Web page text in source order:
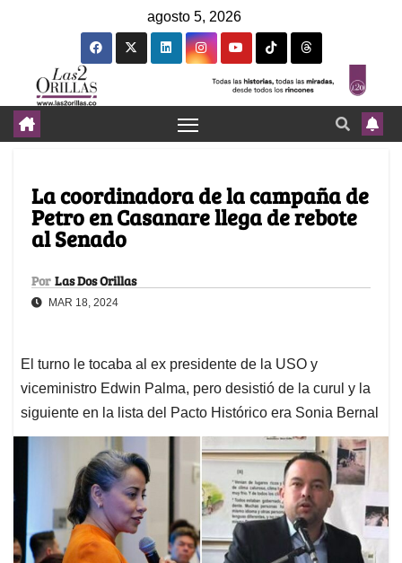
agosto 5, 2026
La coordinadora de la campaña de
Petro en Casanare llega de rebote
al Senado
Por Las Dos Orillas
MAR 18, 2024
El turno le tocaba al ex presidente de la USO y
viceministro Edwin Palma, pero desistió de la curul y la
siguiente en la lista del Pacto Histórico era Sonia Bernal